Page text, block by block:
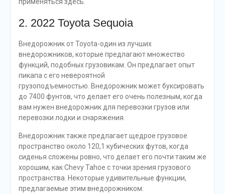
2. 2022 Toyota Sequoia
Внедорожник от Toyota-один из лучших
внедорожников, которые предлагают множество
функций, подобных грузовикам. Он предлагает опыт
пикапа с его невероятной
грузоподъемностью. Внедорожник может буксировать
до 7400 фунтов, что делает его очень полезным, когда
вам нужен внедорожник для перевозки грузов или
перевозки лодки и снаряжения.
Внедорожник также предлагает щедрое грузовое
пространство около 120,1 кубических футов, когда
сиденья сложены ровно, что делает его почти таким же
хорошим, как Chevy Tahoe с точки зрения грузового
пространства. Некоторые удивительные функции,
предлагаемые этим внедорожником: